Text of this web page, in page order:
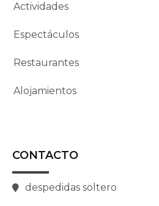
Actividades
Espectáculos
Restaurantes
Alojamientos
CONTACTO
despedidas soltero